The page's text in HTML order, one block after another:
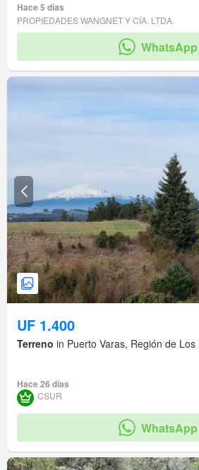
Hace 5 días
PROPIEDADES WANGNET Y CÍA. LTDA.
WhatsApp
UF 1.400
Terreno in Puerto Varas, Región de Los
Hace 26 días
CSUR
WhatsApp